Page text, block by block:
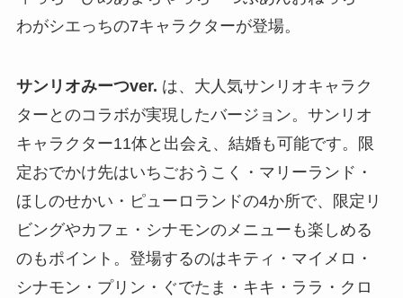
わがシエっちの7キャラクターが登場。
サンリオみーつver. は、大人気サンリオキャラク
ターとのコラボが実現したバージョン。サンリオ
キャラクター11体と出会え、結婚も可能です。限
定おでかけ先はいちごおうこく・マリーランド・
ほしのせかい・ピューロランドの4か所で、限定リ
ビングやカフェ・シナモンのメニューも楽しめる
のもポイント。登場するのはキティ・マイメロ・
シナモン・プリン・ぐでたま・キキ・ララ・クロ